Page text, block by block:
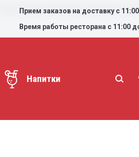
Прием заказов на доставку с
Время работы ресторана с 11:00
Напитки